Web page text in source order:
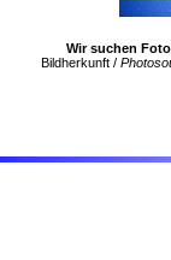
Wir suchen
Bildherkunft /